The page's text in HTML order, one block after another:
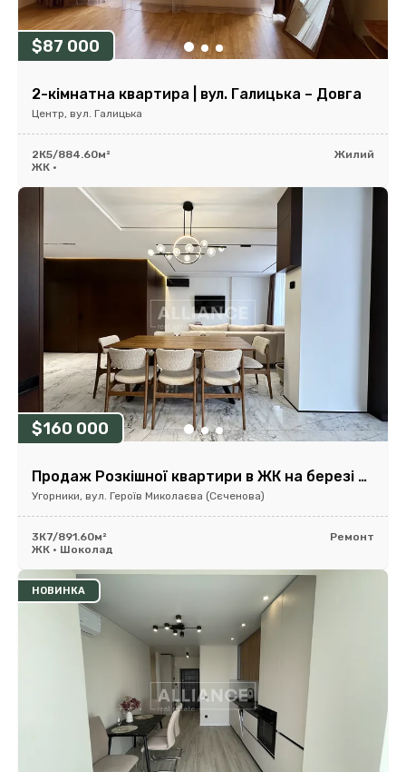
$87 000
2-кімнатна квартира | вул. Галицька – Довга
Центр, вул. Галицька
2К5/884.60м²
Жилий
ЖК •
$160 000
Продаж Розкішної квартири в ЖК на березі річки.
Угорники, вул. Героїв Миколаєва (Сєченова)
3К7/891.60м²
Ремонт
ЖК • Шоколад
НОВИНКА